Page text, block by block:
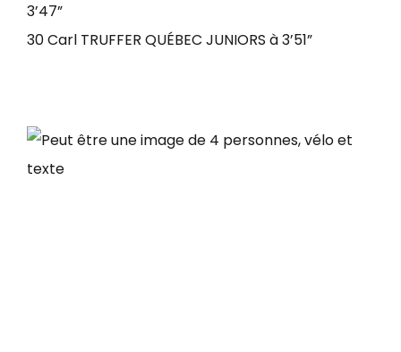
3’47”
30 Carl TRUFFER QUÉBEC JUNIORS à 3’51”